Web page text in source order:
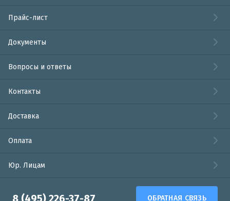
Прайс-лист
Документы
Вопросы и ответы
Контакты
Доставка
Оплата
Юр. Лицам
8 (495) 226-37-87 ОБРАТНАЯ СВЯЗЬ